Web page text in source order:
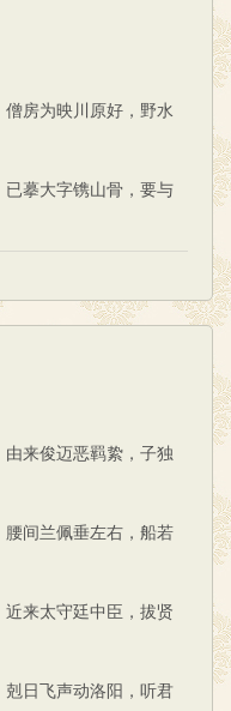
房为映川原好，野水
摹大字镌山骨，要与
来俊迈恶羁絷，子独
间兰佩垂左右，船若
来太守廷中臣，拔贤
日飞声动洛阳，听君